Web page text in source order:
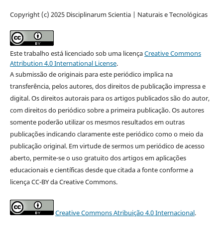
Copyright (c) 2025 Disciplinarum Scientia | Naturais e Tecnológicas
Este trabalho está licenciado sob uma licençaCreative Commons
Attribution 4.0 International License.
A submissão de originais para este periódico implica na
transferência, pelos autores, dos direitos de publicação impressa e
digital. Os direitos autorais para os artigos publicados são do autor,
com direitos do periódico sobre a primeira publicação. Os autores
somente poderão utilizar os mesmos resultados em outras
publicações indicando claramente este periódico como o meio da
publicação original. Em virtude de sermos um periódico de acesso
aberto, permite-se o uso gratuito dos artigos em aplicações
educacionais e científicas desde que citada a fonte conforme a
licença CC-BY da Creative Commons.
Creative Commons Atribuição 4.0 Internacional.